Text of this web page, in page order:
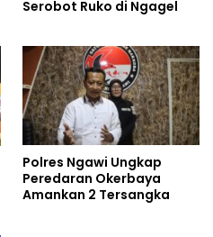
Serobot Ruko di Ngagel
Polres Ngawi Ungkap
Peredaran Okerbaya
Amankan 2 Tersangka